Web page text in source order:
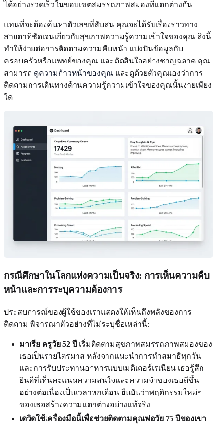
ได้อย่างรวดเร็วในขอบเขตสมรรถภาพสมองที่แตกต่างกัน
แทนที่จะต้องค้นหาตัวเลขที่สับสน คุณจะได้รับเรื่องราวทาง
สายตาที่ชัดเจนเกี่ยวกับสุขภาพความรู้ความเข้าใจของคุณ สิ่งนี้
ทำให้ง่ายต่อการติดตามความคืบหน้า แบ่งปันข้อมูลกับ
ครอบครัวหรือแพทย์ของคุณ และตัดสินใจอย่างชาญฉลาด คุณ
สามารถ ดูความก้าวหน้าของคุณ และดูด้วยตัวคุณเองว่าการ
ติดตามการเดินทางด้านความรู้ความเข้าใจของคุณนั้นง่ายเพียง
ใด
กรณีศึกษาในโลกแห่งความเป็นจริง: การเห็นความคืบ
หน้าและการระบุความต้องการ
ประสบการณ์ของผู้ใช้ของเราแสดงให้เห็นถึงพลังของการ
ติดตาม พิจารณาตัวอย่างที่ไม่ระบุชื่อเหล่านี้:
มาเรีย ครูวัย 52 ปี เริ่มติดตามสุขภาพสมรรถภาพสมองของ
เธอเป็นรายไตรมาส หลังจากแนะนำการทำสมาธิทุกวัน
และการรับประทานอาหารแบบเมดิเตอร์เรเนียน เธอรู้สึก
ยินดีที่เห็นคะแนนความสนใจและความจำของเธอดีขึ้น
อย่างต่อเนื่องเป็นเวลาหกเดือน ยืนยันว่าพฤติกรรมใหม่ๆ
ของเธอสร้างความแตกต่างอย่างแท้จริง
เดวิดใช้เครื่องมือนี้เพื่อช่วยติดตามคุณพ่อวัย 75 ปีของเขา